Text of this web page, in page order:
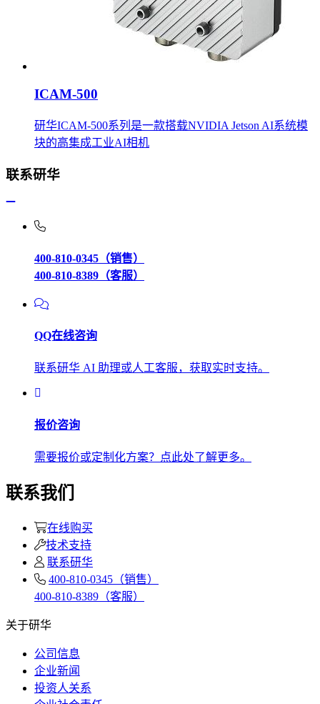
ICAM-500
研华ICAM-500系列是一款搭载NVIDIA Jetson AI系统模
块的高集成工业AI相机
联系研华
400-810-0345（销售）
400-810-8389（客服）
QQ在线咨询
联系研华 AI 助理或人工客服，获取实时支持。
报价咨询
需要报价或定制化方案？点此处了解更多。
联系我们
在线购买
技术支持
联系研华
400-810-0345（销售）
400-810-8389（客服）
关于研华
公司信息
企业新闻
投资人关系